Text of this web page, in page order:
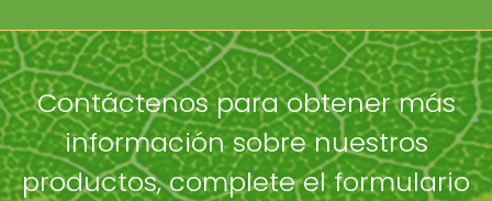
Contáctenos para obtener más
información sobre nuestros
productos, complete el formulario